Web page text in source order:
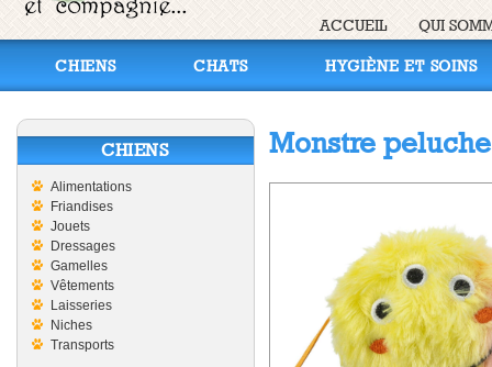
ACCUEIL QUI
CHIENS CHATS HYGIÈNE ET SOINS
CHIENS
Alimentations
Friandises
Jouets
Dressages
Gamelles
Vêtements
Laisseries
Niches
Transports
Monstre